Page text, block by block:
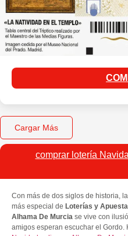
Cargar Más
comprar lotería
Con más de dos siglos de historia, la
más especial de Loterías y
Alhama De Murcia se vive con
amigos esperan escuchar el Gordo.